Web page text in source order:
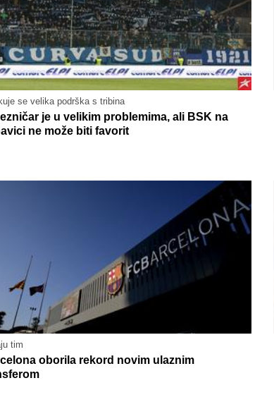
se velika podrška s tribina
je u velikim problemima, ali BSK na
ne može biti favorit
tim
oborila rekord novim ulaznim